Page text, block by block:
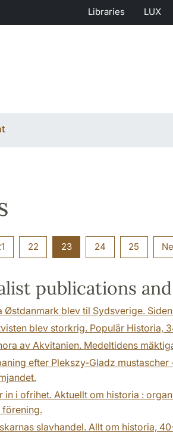
Libraries LUX
22 23 24 25
publications
blev til Sydsverige.
blev storkrig. Populär Historia,
av Akvitanien. Medeltidens
efter Plekszy-Gladz
in i ofrihet. Aktuellt om historia :
förening.
slavhandel. Allt om historia,